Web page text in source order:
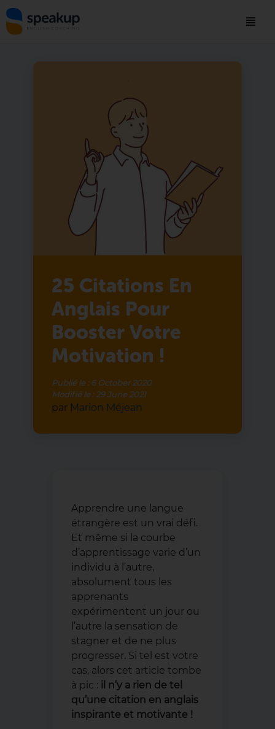
25 Citations En
Anglais Pour
Booster Votre
Motivation !
Publié le : 6 October 2020
Modifié le :29 June 2021
par Marion Méjean
Apprendre une langue
étrangère est un vrai défi.
Et même si la courbe
d’apprentissage varie d’un
individu à l’autre,
absolument tous les
apprenants
expérimentent un jour ou
l’autre la sensation de
stagner et de ne plus
progresser. Si tel est votre
cas, alors cet article tombe
à pic : il n’y a rien de tel
qu’une citation en anglais
inspirante et motivante !